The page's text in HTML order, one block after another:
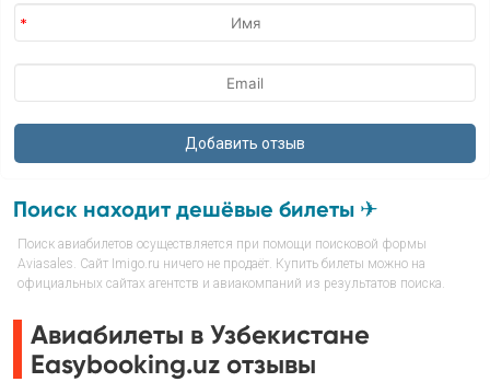
Поиск находит дешёвые билеты ✈
Поиск авиабилетов осуществляется при помощи поисковой формы
Aviasales. Сайт Imigo.ru ничего не продаёт. Купить билеты можно на
официальных сайтах агентств и авиакомпаний из результатов поиска.
Авиабилеты в Узбекистане
Easybooking.uz отзывы